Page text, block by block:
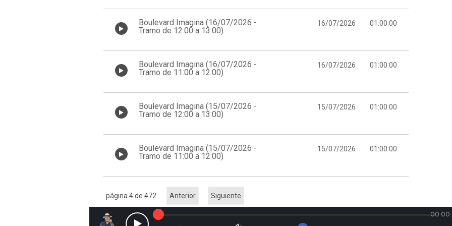
Boulevard Imagina (16/07/2026 -
Tramo de 12:00 a 13:00)
16/07/2026 01:00:00
Boulevard Imagina (16/07/2026 -
Tramo de 11:00 a 12:00)
16/07/2026 01:00:00
Boulevard Imagina (15/07/2026 -
Tramo de 12:00 a 13:00)
15/07/2026 01:00:00
Boulevard Imagina (15/07/2026 -
Tramo de 11:00 a 12:00)
15/07/2026 01:00:00
Anterior Siguiente
página 4 de 472
Reproducir